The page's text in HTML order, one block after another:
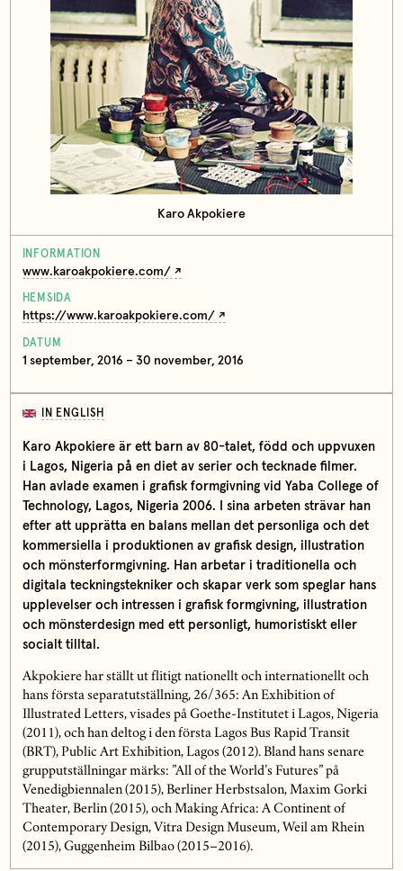
Karo Akpokiere
INFORMATION
www.karoakpokiere.com/
HEMSIDA
https://www.karoakpokiere.com/
DATUM
1 september, 2016 – 30 november, 2016
IN ENGLISH
Karo Akpokiereär ett barn av 80-talet, född och uppvuxen
i Lagos, Nigeria på en diet av serier och tecknade filmer.
Han avlade examen i grafisk formgivning vid Yaba College of
Technology, Lagos, Nigeria 2006. I sina arbeten strävar han
efter att upprätta en balans mellan det personliga och det
kommersiella i produktionen av grafisk design, illustration
och mönsterformgivning. Han arbetar i traditionella och
digitala teckningstekniker och skapar verk som speglar hans
upplevelser och intressen i grafisk formgivning, illustration
och mönsterdesign med ett personligt, humoristiskt eller
socialt tilltal.
Akpokiere har ställt ut flitigt nationellt och internationellt och
hans första separatutställning, 26/365: An Exhibition of
Illustrated Letters, visades på Goethe-Institutet i Lagos, Nigeria
(2011), och han deltog i den första Lagos Bus Rapid Transit
(BRT), Public Art Exhibition, Lagos (2012). Bland hans senare
grupputställningar märks: ”All of the World’s Futures” på
Venedigbiennalen (2015), Berliner Herbstsalon, Maxim Gorki
Theater, Berlin (2015), och Making Africa: A Continent of
Contemporary Design, Vitra Design Museum, Weil am Rhein
(2015), Guggenheim Bilbao (2015–2016).